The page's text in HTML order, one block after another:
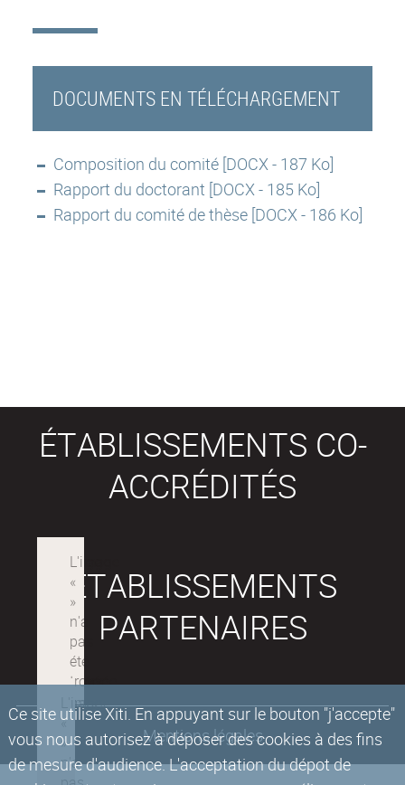
Ce site utilise Xiti. En appuyant sur le bouton "j'accepte"
vous nous autorisez à déposer des cookies à des fins
de mesure d'audience. L'acceptation du dépot de
DOCUMENTS EN TÉLÉCHARGEMENT
Composition du comité [DOCX - 187 Ko]
Rapport du doctorant [DOCX - 185 Ko]
Rapport du comité de thèse [DOCX - 186 Ko]
ÉTABLISSEMENTS CO-
ACCRÉDITÉS
ÉTABLISSEMENTS
PARTENAIRES
Mentions légales